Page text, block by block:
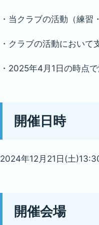
・当クラブの活動（練
・クラブの活動において
・2025年4月1日の時点
開催日時
2024年12月21日(土
開催会場